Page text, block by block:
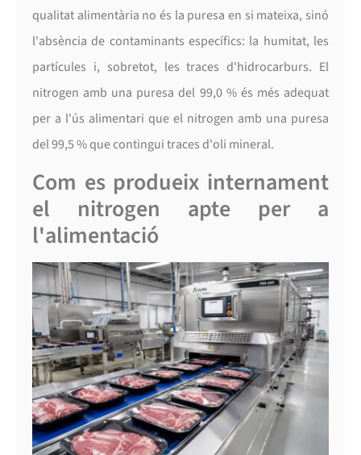
qualitat alimentària no és la puresa en si mateixa, sinó
l'absència de contaminants específics: la humitat, les
partícules i, sobretot, les traces d'hidrocarburs. El
nitrogen amb una puresa del 99,0 % és més adequat
per a l'ús alimentari que el nitrogen amb una puresa
del 99,5 % que contingui traces d'oli mineral.
Com es produeix internament
el nitrogen apte per a
l'alimentació